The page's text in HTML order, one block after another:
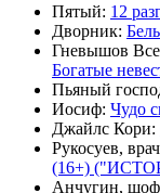
Пятый: 12
Дворник:
Гневышов
Богатые
Пьяный
Иосиф: Чудо
Джайлс Кори:
Рукосуев, врач
(16+)
Анчугин,